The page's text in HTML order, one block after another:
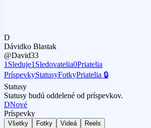
D
Dávidko Blastak
@David33
1 Sleduje1 Sledovatelia0Priatelia
PríspevkyStatusyFotkyPriatelia 🔒
Statusy
Statusy budú oddelené od príspevkov.
DNové
Príspevky
Všetky Fotky Videá Reels